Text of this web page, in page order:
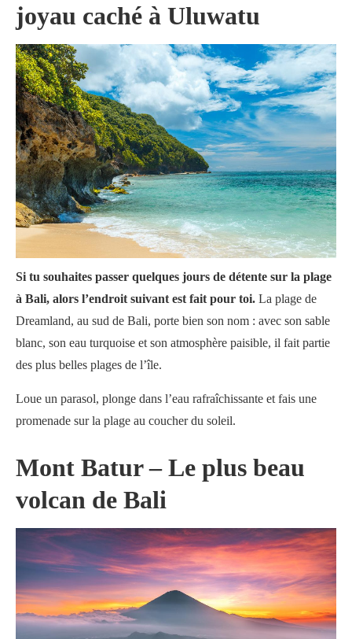
joyau caché à Uluwatu
Si tu souhaites passer quelques jours de détente sur la plage
à Bali, alors l’endroit suivant est fait pour toi. La plage de
Dreamland, au sud de Bali, porte bien son nom : avec son sable
blanc, son eau turquoise et son atmosphère paisible, il fait partie
des plus belles plages de l’île.
Loue un parasol, plonge dans l’eau rafraîchissante et fais une
promenade sur la plage au coucher du soleil.
Mont Batur– Le plus beau
volcan de Bali